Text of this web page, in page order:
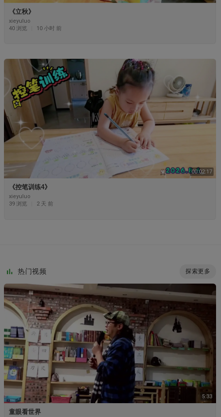
《立秋》
xieyuluo
40 浏览
10 小时 前
00:02:17
《控笔训练4》
xieyuluo
39 浏览
2 天 前
热门视频 探索更多
5:33
童眼看世界